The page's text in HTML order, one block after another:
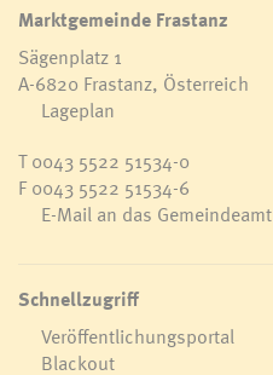
Marktgemeinde Frastanz
Sägenplatz 1
A-6820 Frastanz, Österreich
Lageplan
T0043 5522 51534-0
F 0043 5522 51534-6
E-Mail an das Gemeindeamt
Schnellzugriff
Veröffentlichungsportal
Blackout